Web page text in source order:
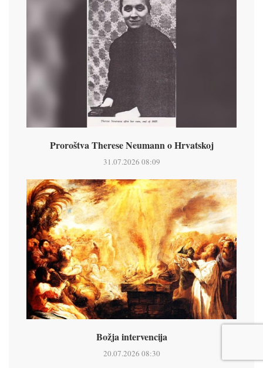
Proroštva Therese Neumann o Hrvatskoj
31.07.2026 08:09
Božja intervencija
20.07.2026 08:30